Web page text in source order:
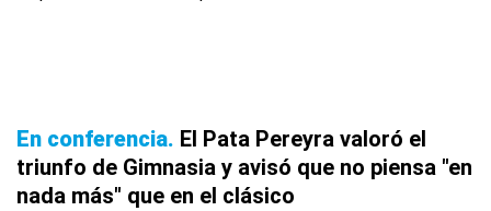
En conferencia El Pata Pereyra valoró el
triunfo de Gimnasia y avisó que no piensa "en
nada más" que en el clásico